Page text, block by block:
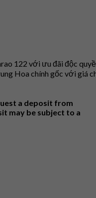
122 với ưu đãi độc
Hoa chính gốc với giá
a deposit from
may be subject to a